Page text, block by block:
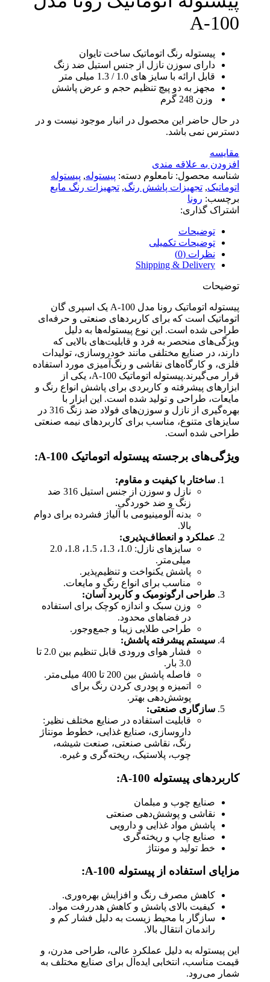
A-100
پیستوله رنگ اتوماتیک ساخت تایوان
دارای سوزن نازل از جنس استیل ضد زنگ
قابل ارائه با سایز های 1.0 / 1.3 میلی متر
مجهز به دو پیچ تنظیم حجم و عرض پاشش
وزن 248 گرم
در حال حاضر این محصول در انبار موجود نیست و در
دسترس نمی باشد.
مقایسه
افزودن به علاقه مندی
شناسه محصول: نامعلومدسته: پیستوله, پیستوله
اتوماتیک, تجهیزات پاشش رنگ, تجهیزات رنگ مایع
برچسب: رونا
اشتراک گذاری:
توضیحات
توضیحات تکمیلی
نظرات (0)
Shipping & Delivery
توضیحات
پیستوله اتوماتیک رونا مدل A-100 یک اسپری گان
اتوماتیک است که برای کاربردهای صنعتی و حرفه‌ای
طراحی شده است. این نوع پیستوله‌ها به دلیل
ویژگی‌های منحصر به فرد و قابلیت‌های بالایی که
دارند، در صنایع مختلفی مانند خودروسازی، تولیدات
فلزی، و کارگاه‌های نقاشی و رنگ‌آمیزی مورد استفاده
قرار می‌گیرند.
پیستوله اتوماتیک A-100، یکی از
ابزارهای پیشرفته و کاربردی برای پاشش انواع رنگ و
مایعات، طراحی و تولید شده است. این ابزار با
بهره‌گیری از نازل و سوزن‌های فولاد ضد زنگ 316 در
سایزهای متنوع، مناسب برای کاربردهای نیمه صنعتی
طراحی شده است.
ویژگی‌های برجسته پیستوله اتوماتیک A-100:
ساختار با کیفیت و مقاوم:
نازل و سوزن از جنس استیل 316 ضد
زنگ و ضد خوردگی.
بدنه آلومینیومی با آلیاژ فشرده برای دوام
بالا.
عملکرد و انعطاف‌پذیری:
سایزهای نازل: 1.0، 1.3، 1.5، 1.8، 2.0
میلی‌متر.
پاشش یکنواخت و تنظیم‌پذیر.
مناسب برای انواع رنگ و مایعات.
طراحی ارگونومیک و کاربرد آسان:
وزن سبک و اندازه کوچک برای استفاده
در فضاهای محدود.
طراحی طلایی زیبا و جمع‌وجور.
سیستم پیشرفته پاشش:
فشار هوای ورودی قابل تنظیم بین 2.0 تا
3.0 بار.
فاصله پاشش بین 200 تا 400 میلی‌متر.
اتمیزه و پودری کردن رنگ برای
پوشش‌دهی بهتر.
سازگاری صنعتی:
قابلیت استفاده در صنایع مختلف نظیر:
داروسازی، صنایع غذایی، خطوط مونتاژ
رنگ، نقاشی صنعتی، صنعت شیشه،
چوب، پلاستیک، ریخته‌گری و غیره.
کاربردهای پیستوله A-100:
صنایع چوب و مبلمان
نقاشی و پوشش‌دهی صنعتی
پاشش مواد غذایی و دارویی
صنایع چاپ و ریخته‌گری
خط تولید و مونتاژ
مزایای استفاده از پیستوله A-100:
کاهش مصرف رنگ و افزایش بهره‌وری.
کیفیت بالای پاشش و کاهش هدررفت مواد.
سازگار با محیط زیست به دلیل فشار کم و
راندمان انتقال بالا.
این پیستوله به دلیل عملکرد عالی، طراحی مدرن، و
قیمت مناسب، انتخابی ایده‌آل برای صنایع مختلف به
شمار می‌رود.